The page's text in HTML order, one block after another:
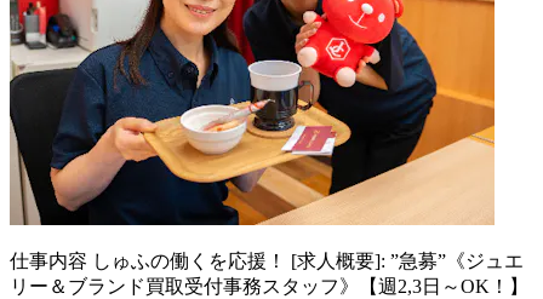
仕事内容 しゅふの働くを応援！ [求人概要]: ”急募”《ジュエ
リー＆ブランド買取受付事務スタッフ》【週2,3日～OK！】